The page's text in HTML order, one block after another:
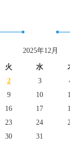
2025年12月
火 水
2 3
9 10
16 17
23 24
30 31